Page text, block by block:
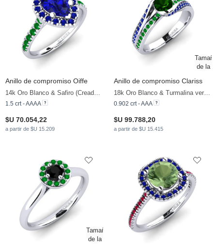
Anillo de compromiso Oiffe
14k Oro Blanco & Safiro (Creado en Laboratorio) & Esmeralda & Zafiro
1.5 crt - AAAA
$U 70.054,22
a partir de $U 15.209
Anillo de compromiso Clariss
18k Oro Blanco & Turmalina verde & Zafiro & Esmeralda
0.902 crt - AAA
$U 99.788,20
a partir de $U 15.415